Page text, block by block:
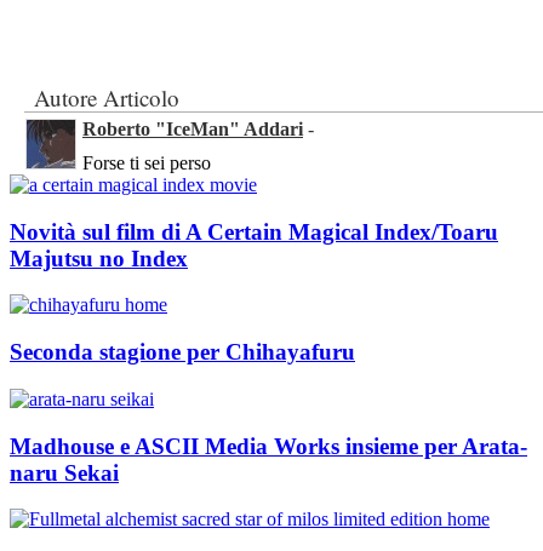
Autore Articolo
Roberto "IceMan" Addari -
Forse ti sei perso
Novità sul film di A Certain Magical Index/Toaru
Majutsu no Index
Seconda stagione per Chihayafuru
Madhouse e ASCII Media Works insieme per Arata-
naru Sekai